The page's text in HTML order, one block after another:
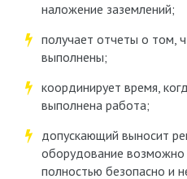
наложение заземлений;
получает отчеты о том,
выполнены;
координирует время,
выполнена работа;
допускающий выносит
оборудование возможно
полностью безопасно и